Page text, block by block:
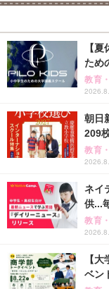
【
ため
教育
朝日
209
教育
ネイ
供...
教育
【
ベン